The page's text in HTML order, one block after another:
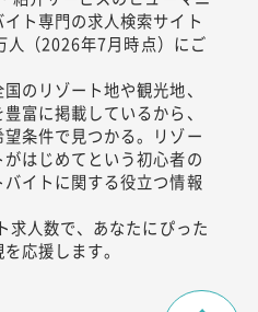
ト専門の求人検索サイト
人（2026年7月時点）にご
のリゾート地や観光地、
富に掲載しているから、
条件で見つかる。リゾー
はじめてという初心者の
イトに関する役立つ情報
求人数で、あなたにぴった
応援します。